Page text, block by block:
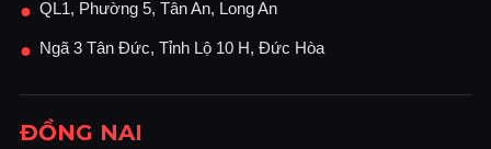
● QL1, Phường 5, Tân An, Long An
● Ngã 3 Tân Đức, Tỉnh Lộ 10 H, Đức Hòa
ĐỒNG NAI